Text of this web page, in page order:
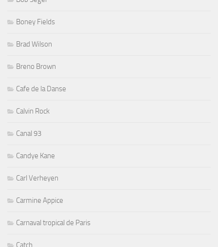
Boney Fields
Brad Wilson
Breno Brown
Cafe de la Danse
Calvin Rock
Canal 93
Candye Kane
Carl Verheyen
Carmine Appice
Carnaval tropical de Paris
Catch